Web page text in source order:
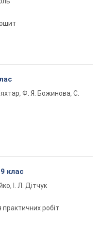
Ф. Я. Божинова, С.
клас
І. Л. Дітчук
робіт